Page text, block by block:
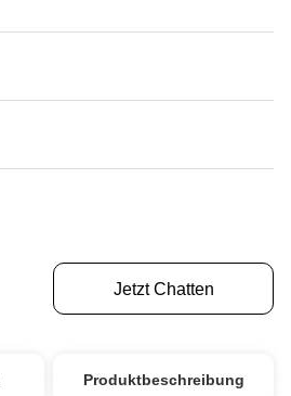
Jetzt Chatten
Produktbeschreibung